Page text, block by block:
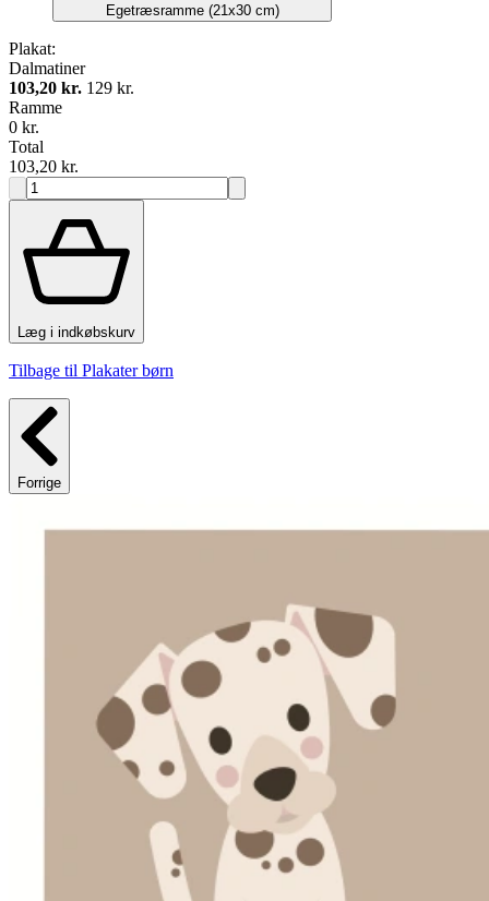
Egetræsramme (21x30 cm)
Plakat:
Dalmatiner
103,20 kr. 129 kr.
Ramme
0 kr.
Total
103,20 kr.
Læg i indkøbskurv
Tilbage til Plakater børn
Forrige